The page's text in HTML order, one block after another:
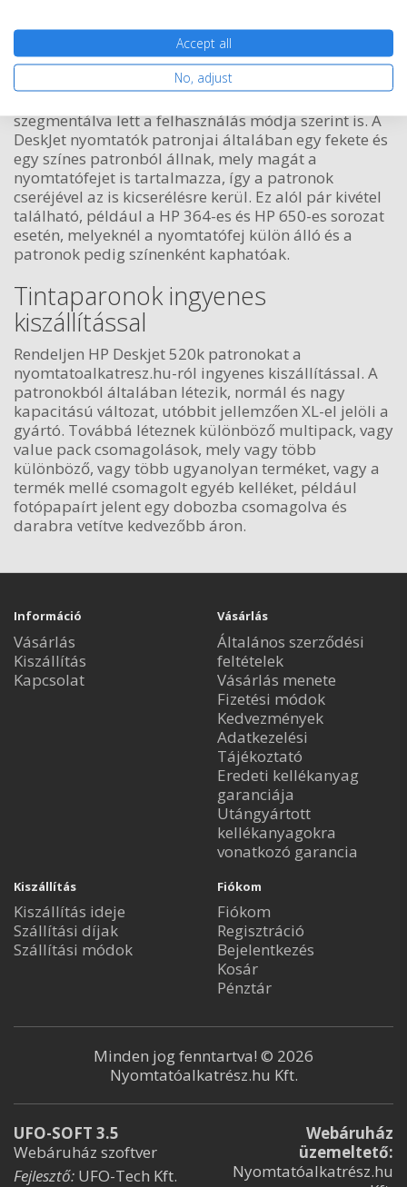
HP DeskJet sorozat
A DeskJet a HP egyszerűbb tintasugaras
nyomtatóinak a márkaneve. Az DeskJet névvel 1988
szegmentálva lett a felhasználás módja szerint is. A
DeskJet nyomtatók patronjai általában egy fekete és
egy színes patronból állnak, mely magát a
nyomtatófejet is tartalmazza, így a patronok
cseréjével az is kicserélésre kerül. Ez alól pár kivétel
található, például a HP 364-es és HP 650-es sorozat
esetén, melyeknél a nyomtatófej külön álló és a
patronok pedig színenként kaphatóak.
Tintaparonok ingyenes
kiszállítással
Rendeljen HP Deskjet 520k patronokat a
nyomtatoalkatresz.hu-ról ingyenes kiszállítással. A
patronokból általában létezik, normál és nagy
kapacitású változat, utóbbit jellemzően XL-el jelöli a
gyártó. Továbbá léteznek különböző multipack, vagy
value pack csomagolások, mely vagy több
különböző, vagy több ugyanolyan terméket, vagy a
termék mellé csomagolt egyéb kelléket, például
fotópapaírt jelent egy dobozba csomagolva és
darabra vetítve kedvezőbb áron.
Információ
Vásárlás
Kiszállítás
Kapcsolat
Vásárlás
Általános szerződési
feltételek
Vásárlás menete
Fizetési módok
Kedvezmények
Adatkezelési
Tájékoztató
Eredeti kellékanyag
garanciája
Utángyártott
kellékanyagokra
vonatkozó garancia
Kiszállítás
Kiszállítás ideje
Szállítási díjak
Szállítási módok
Fiókom
Fiókom
Regisztráció
Bejelentkezés
Kosár
Pénztár
Minden jog fenntartva! © 2026
Nyomtatóalkatrész.hu Kft.
UFO-SOFT 3.5
Webáruház szoftver
Fejlesztő: UFO-Tech Kft.
Webáruház
üzemeltető:
Nyomtatóalkatrész.hu
Accept all
No, adjust